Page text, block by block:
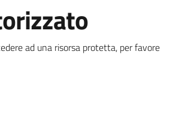
ad una risorsa protetta, per favore